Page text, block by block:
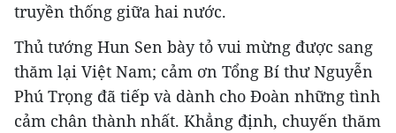
truyền thống giữa hai nước.
Thủ tướng Hun Sen bày tỏ vui mừng được sang
thăm lại Việt Nam; cảm ơn Tổng Bí thư Nguyễn
Phú Trọng đã tiếp và dành cho Đoàn những tình
cảm chân thành nhất. Khẳng định, chuyến thăm